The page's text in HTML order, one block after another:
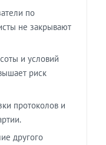
по
не закрывают
и условий
риск
протоколов и
другого